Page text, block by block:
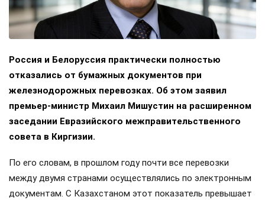
Россия и Белоруссия практически полностью
отказались от бумажных документов при
железнодорожных перевозках. Об этом заявил
премьер-министр Михаил Мишустин на расширенном
заседании Евразийского межправительственного
совета в Киргизии.
По его словам, в прошлом году почти все перевозки
между двумя странами осуществлялись по электронным
документам. С Казахстаном этот показатель превышает